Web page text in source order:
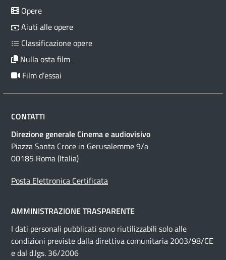
Opere
Aiuti alle opere
Classificazione opere
Nulla osta film
Film d’essai
CONTATTI
Direzione generale Cinema e audiovisivo
Piazza Santa Croce in Gerusalemme 9/a
00185 Roma (Italia)
Posta Elettronica Certificata
AMMINISTRAZIONE TRASPARENTE
I dati personali pubblicati sono riutilizzabili solo alle
condizioni previste dalla direttiva comunitaria 2003/98/CE
e dal d.lgs. 36/2006